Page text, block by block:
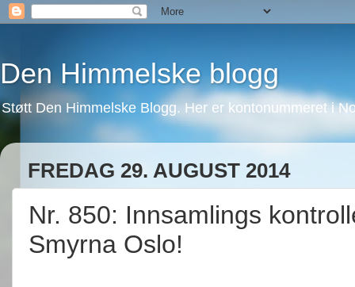
Den Himmelske blogg
Støtt Den Himmelske Blogg. Her er kontonummeret i
FREDAG 29. AUGUST 2014
Nr. 850: Innsamlings
Smyrna Oslo!